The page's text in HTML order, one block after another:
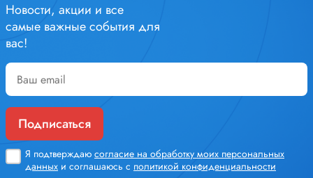
Новости, акции и все
самые важные события для
вас!
Подписаться
Я подтверждаю согласие на обработку моих персональных
данных и соглашаюсь с политикой конфиденциальности